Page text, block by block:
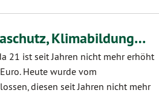
Klimabildung…
21 ist seit Jahren nicht mehr erhöht
Heute wurde vom
diesen seit Jahren nicht mehr